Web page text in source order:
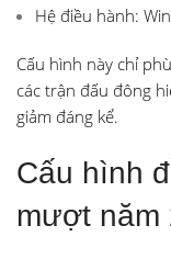
Hệ điều hành:
Cấu hình này chỉ
các trận đấu đông
giảm đáng kể.
Cấu hình
mượt năm